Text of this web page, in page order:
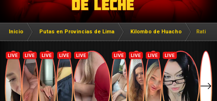
Inicio Putas en Provincias de Lima Kilombo de Huacho Rating